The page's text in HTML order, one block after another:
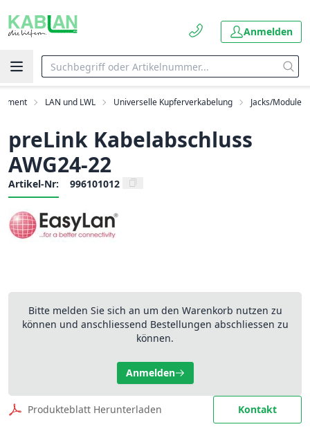
Anmelden
LAN und LWL Universelle Kupferverkabelung Jacks/Module
preLink Kabelabschluss
AWG24-22
Artikel-Nr: 996101012
Bitte melden Sie sich an um den Warenkorb nutzen zu
können und anschliessend Bestellungen abschliessen zu
können.
Anmelden
Produkteblatt Herunterladen Kontakt